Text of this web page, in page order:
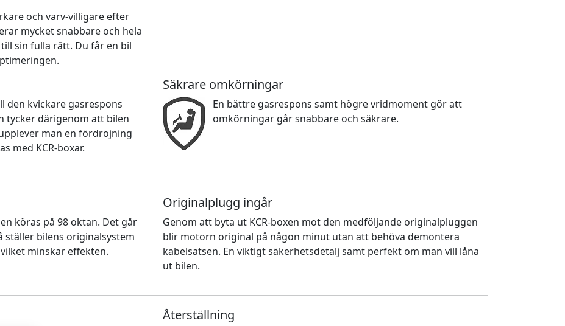
och varv-villigare efter
mycket snabbare och hela
sin fulla rätt. Du får en bil
den kvickare gasrespons
tycker därigenom att bilen
man en fördröjning
med KCR-boxar.
Säkrare omkörningar
En bättre gasrespons samt högre vridmoment gör att
omkörningar går snabbare och säkrare.
köras på 98 oktan. Det går
ställer bilens originalsystem
minskar effekten.
Originalplugg ingår
Genom att byta ut KCR-boxen mot den medföljande originalpluggen
blir motorn original på någon minut utan att behöva demontera
kabelsatsen. En viktigt säkerhetsdetalj samt perfekt om man vill låna
ut bilen.
Återställning